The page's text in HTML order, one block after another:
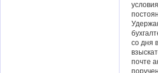
со дня
почте